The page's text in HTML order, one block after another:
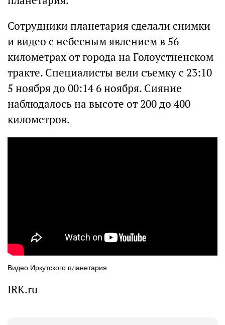
Сотрудники планетария сделали снимки
и видео с небесным явлением в 56
километрах от города на Голоустненском
тракте. Специалисты вели съемку с 23:10
5 ноября до 00:14 6 ноября. Сияние
наблюдалось на высоте от 200 до 400
километров.
Видео Иркутского планетария
IRK.ru